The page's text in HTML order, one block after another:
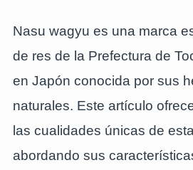
Nasu wagyu es una marca
de res de la Prefectura de
en Japón conocida por sus
naturales. Este artículo
las cualidades únicas de
abordando sus